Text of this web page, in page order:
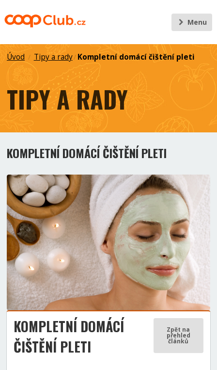
Menu
Úvod / Tipy a rady/ Kompletní domácí čištění pleti
TIPY A RADY
KOMPLETNÍ DOMÁCÍ ČIŠTĚNÍ PLETI
KOMPLETNÍ DOMÁCÍ
ČIŠTĚNÍ PLETI
Zpět na
přehled
článků